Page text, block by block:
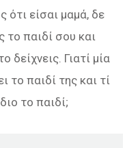
ότι είσαι μαμά, δε
το παιδί σου και
δείχνεις. Γιατί μία
το παιδί της και τί
το παιδί;